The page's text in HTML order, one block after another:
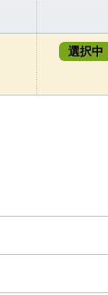
選択中